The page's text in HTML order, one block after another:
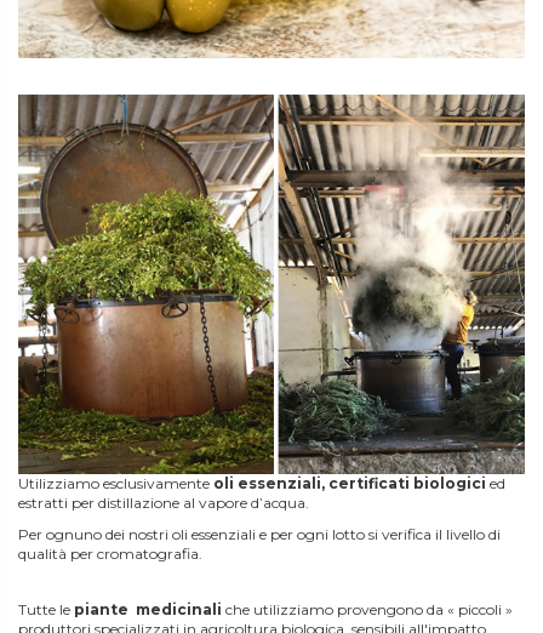
Utilizziamo esclusivamente oli essenziali, certificati biologici ed
estratti per distillazione al vapore d’acqua.
Per ognuno dei nostri oli essenziali e per ogni lotto si verifica il livello di
qualità per cromatografia.
Tutte le piante medicinali che utilizziamo provengono da « piccoli »
produttori specializzati in agricoltura biologica, sensibili all'impatto